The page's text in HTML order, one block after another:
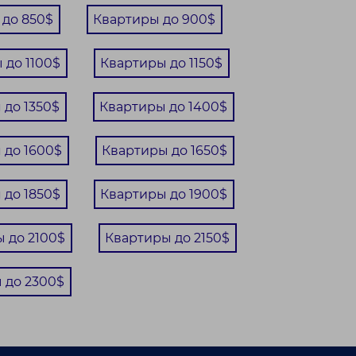
850$ Квартиры до 900$
1100$ Квартиры до 1150$
1350$ Квартиры до 1400$
1600$ Квартиры до 1650$
1850$ Квартиры до 1900$
до 2100$ Квартиры до 2150$
до 2300$